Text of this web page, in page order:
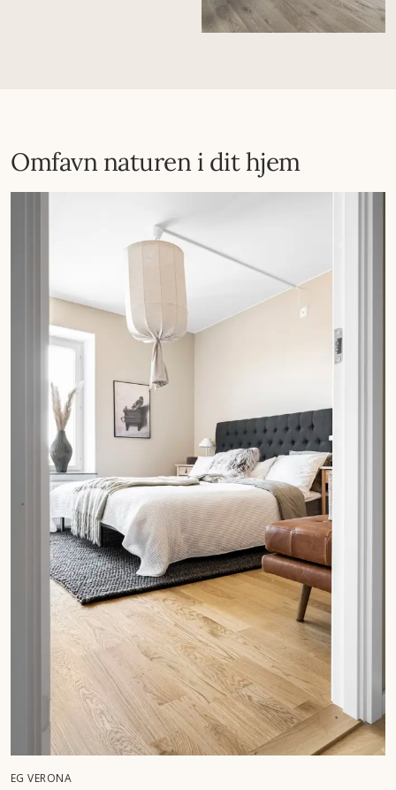
Omfavn naturen i dit hjem
EG VERONA